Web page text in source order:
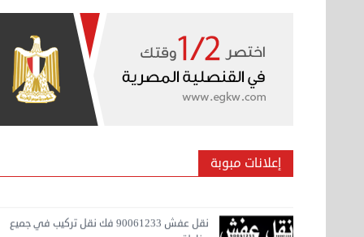
إعلانات مبوبة
نقل عفش مؤسسة تربات 65007374 داخل الكويت
فك ...
نقل عفش 90061233 فك نقل تركيب في جميع